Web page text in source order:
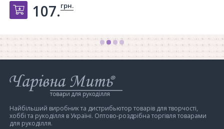
Добавить в корзину
107.грн.
Інтернет-
магазин
Мить
Найбільший виробник та дистрибьютор товарів для творчості,
хоббі та рукоділля в Україні. Оптово-роздрібна торгівля товарами
для рукоділля.